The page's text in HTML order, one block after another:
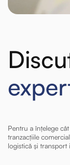
Pentru a înțelege
tranzacțiile
logistică și transport